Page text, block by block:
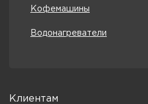
Кофемашины
Водонагреватели
Клиентам